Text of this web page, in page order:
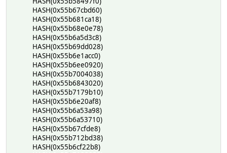
HASH(0x55b67cbd60)
HASH(0x55b681ca18)
HASH(0x55b68e0e78)
HASH(0x55b6a5d3c8)
HASH(0x55b69dd028)
HASH(0x55b6e1acc0)
HASH(0x55b6ee0920)
HASH(0x55b7004038)
HASH(0x55b6843020)
HASH(0x55b7179b10)
HASH(0x55b6e20af8)
HASH(0x55b6a53a98)
HASH(0x55b6a53710)
HASH(0x55b67cfde8)
HASH(0x55b712bd38)
HASH(0x55b6cf22b8)